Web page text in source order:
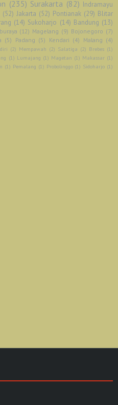
(235) Surakarta (82) Indramayu
(52) Jakarta (52) Pontianak (29) Blitar
(14) Sukoharjo (14) Bandung (13)
(12) Magelang (9) Bojonegoro (7)
(5) Padang (5) Kendari (4) Malang (4)
(2) Mempawah (2) Salatiga (2) Brebes (1)
(1) Lumajang (1) Magetan (1) Makassar (1)
(1) Pemalang (1) Probolinggo (1) Sidoharjo (1)